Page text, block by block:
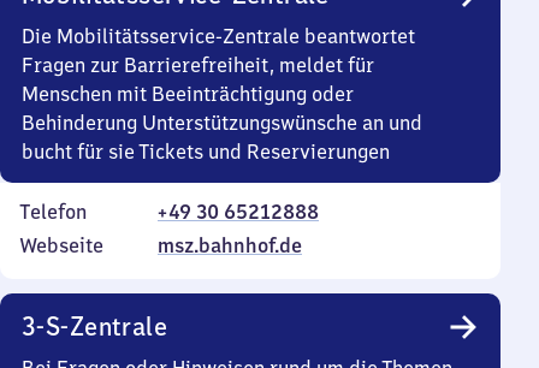
Die Mobilitätsservice-Zentrale beantwortet
Fragen zur Barrierefreiheit, meldet für
Menschen mit Beeinträchtigung oder
Behinderung Unterstützungswünsche an und
bucht für sie Tickets und Reservierungen
Telefon
+49 30 65212888
Webseite
msz.bahnhof.de
3-S-Zentrale